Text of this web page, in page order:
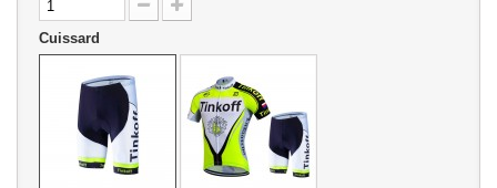
Cuissard